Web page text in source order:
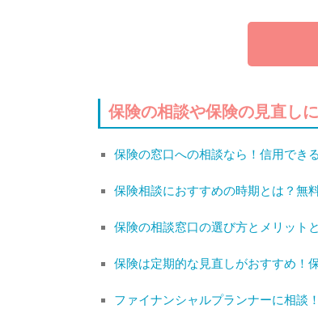
保険の相談や保険の見直し
保険の窓口への相談なら！信用でき
保険相談におすすめの時期とは？無
保険の相談窓口の選び方とメリット
保険は定期的な見直しがおすすめ！
ファイナンシャルプランナーに相談